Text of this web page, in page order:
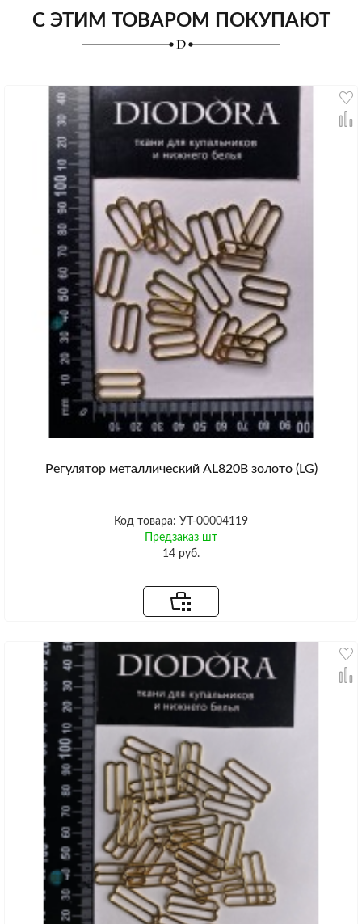
С ЭТИМ ТОВАРОМ ПОКУПАЮТ
Регулятор металлический AL820B золото (LG)
Код товара: УТ-00004119
Предзаказ шт
14 руб.